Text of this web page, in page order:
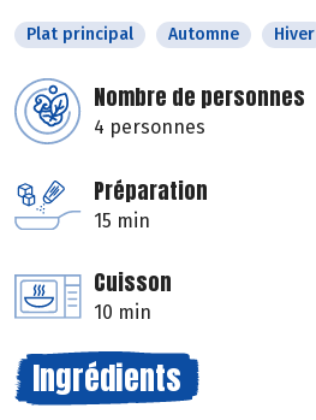
Plat principal Automne Hiver
Nombre de personnes
4 personnes
Préparation
15 min
Cuisson
10 min
Ingrédients